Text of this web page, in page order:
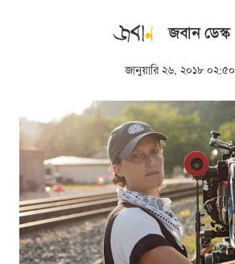
জবান ডেস্ক
জানুয়ারি ২৬, ২০১৮ ০২:৫০